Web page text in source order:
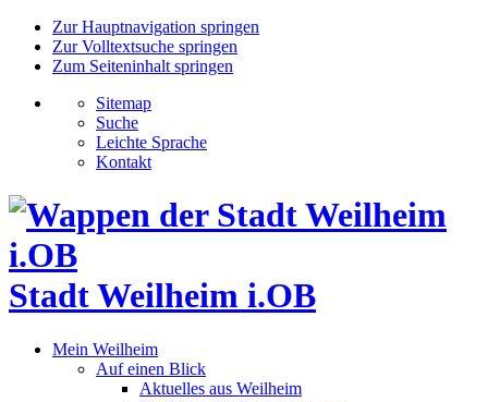
Zur Hauptnavigation springen
Zur Volltextsuche springen
Zum Seiteninhalt springen
Sitemap
Suche
Leichte Sprache
Kontakt
Stadt Weilheim i.OB
Mein Weilheim
Auf einen Blick
Aktuelles aus Weilheim